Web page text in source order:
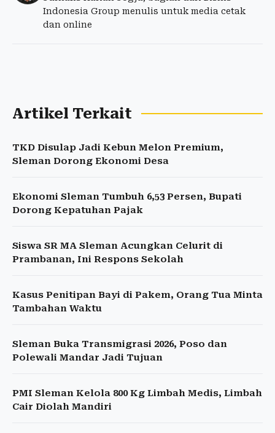
Indonesia Group menulis untuk media cetak
dan online
Artikel Terkait
TKD Disulap Jadi Kebun Melon Premium,
Sleman Dorong Ekonomi Desa
Ekonomi Sleman Tumbuh 6,53 Persen, Bupati
Dorong Kepatuhan Pajak
Siswa SR MA Sleman Acungkan Celurit di
Prambanan, Ini Respons Sekolah
Kasus Penitipan Bayi di Pakem, Orang Tua Minta
Tambahan Waktu
Sleman Buka Transmigrasi 2026, Poso dan
Polewali Mandar Jadi Tujuan
PMI Sleman Kelola 800 Kg Limbah Medis, Limbah
Cair Diolah Mandiri